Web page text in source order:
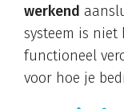
werkend
systeem is
functioneel
voor hoe je